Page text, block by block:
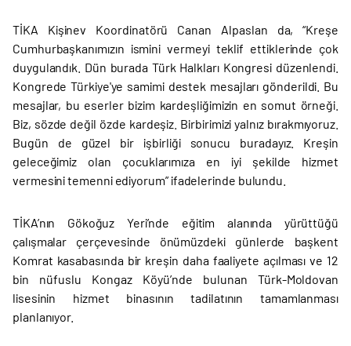
TİKA Kişinev Koordinatörü Canan Alpaslan da, “Kreşe
Cumhurbaşkanımızın ismini vermeyi teklif ettiklerinde çok
duygulandık. Dün burada Türk Halkları Kongresi düzenlendi.
Kongrede Türkiye'ye samimi destek mesajları gönderildi. Bu
mesajlar, bu eserler bizim kardeşliğimizin en somut örneği.
Biz, sözde değil özde kardeşiz. Birbirimizi yalnız bırakmıyoruz.
Bugün de güzel bir işbirliği sonucu buradayız. Kreşin
geleceğimiz olan çocuklarımıza en iyi şekilde hizmet
vermesini temenni ediyorum” ifadelerinde bulundu.
TİKA’nın Gökoğuz Yeri’nde eğitim alanında yürüttüğü
çalışmalar çerçevesinde önümüzdeki günlerde başkent
Komrat kasabasında bir kreşin daha faaliyete açılması ve 12
bin nüfuslu Kongaz Köyü’nde bulunan Türk-Moldovan
lisesinin hizmet binasının tadilatının tamamlanması
planlanıyor.